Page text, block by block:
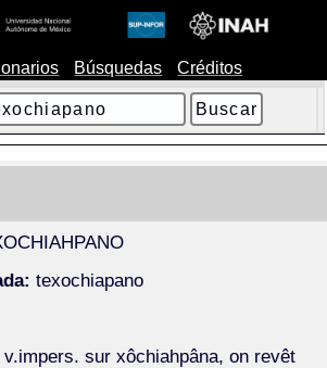
Búsquedas Créditos
texochiapano
v.impers. sur xôchiahpâna, on revêt